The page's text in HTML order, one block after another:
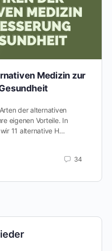
Medizin zur
der alternativen
eigenen Vorteile. In
11 alternative H…
34